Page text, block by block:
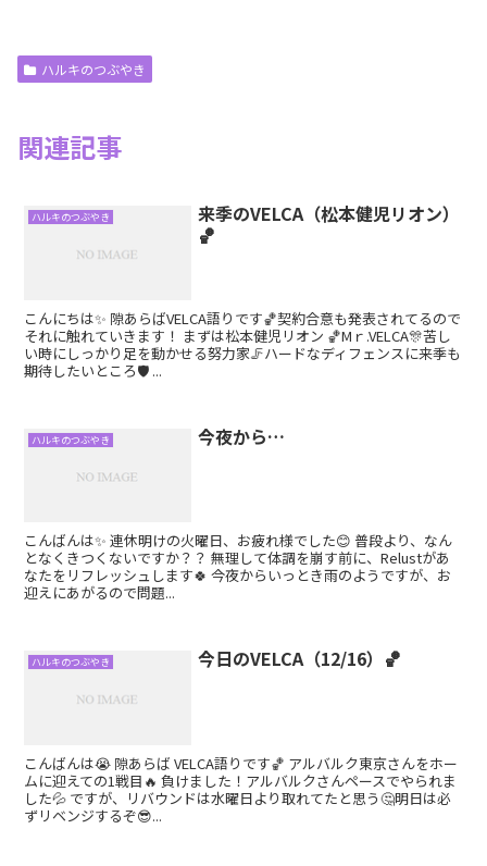
ハルキのつぶやき
関連記事
ハルキのつぶやき
来季のVELCA（松本健児リオン）
🏀
こんにちは✨ 隙あらばVELCA語りです🏀契約合意も発表されてるので
それに触れていきます！ まずは松本健児リオン 🏀Mｒ.VELCA🎊苦し
い時にしっかり足を動かせる努力家🦵ハードなディフェンスに来季も
期待したいところ🛡 ...
ハルキのつぶやき 今夜から…
こんばんは✨ 連休明けの火曜日、お疲れ様でした😊 普段より、なん
となくきつくないですか？？ 無理して体調を崩す前に、Relustがあ
なたをリフレッシュします🍀 今夜からいっとき雨のようですが、お
迎えにあがるので問題...
ハルキのつぶやき 今日のVELCA（12/16）🏀
こんばんは😭 隙あらば VELCA語りです🏀 アルバルク東京さんをホー
ムに迎えての1戦目🔥 負けました！アルバルクさんペースでやられま
した💦 ですが、リバウンドは水曜日より取れてたと思う🤔明日は必
ずリベンジするぞ😎...